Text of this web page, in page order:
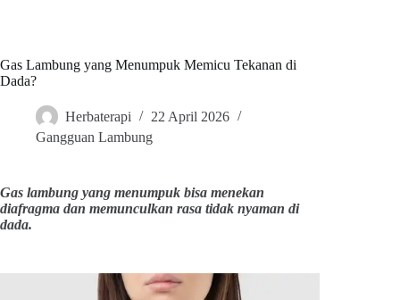
Gas Lambung yang Menumpuk Memicu Tekanan di
Dada?
Herbaterapi
22 April 2026
Gangguan Lambung
Gas lambung yang menumpuk bisa menekan
diafragma dan memunculkan rasa tidak nyaman di
dada.